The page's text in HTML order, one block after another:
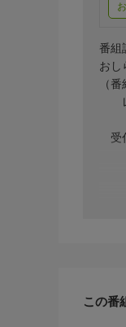
番組
おし
（
レ
０
受
この番